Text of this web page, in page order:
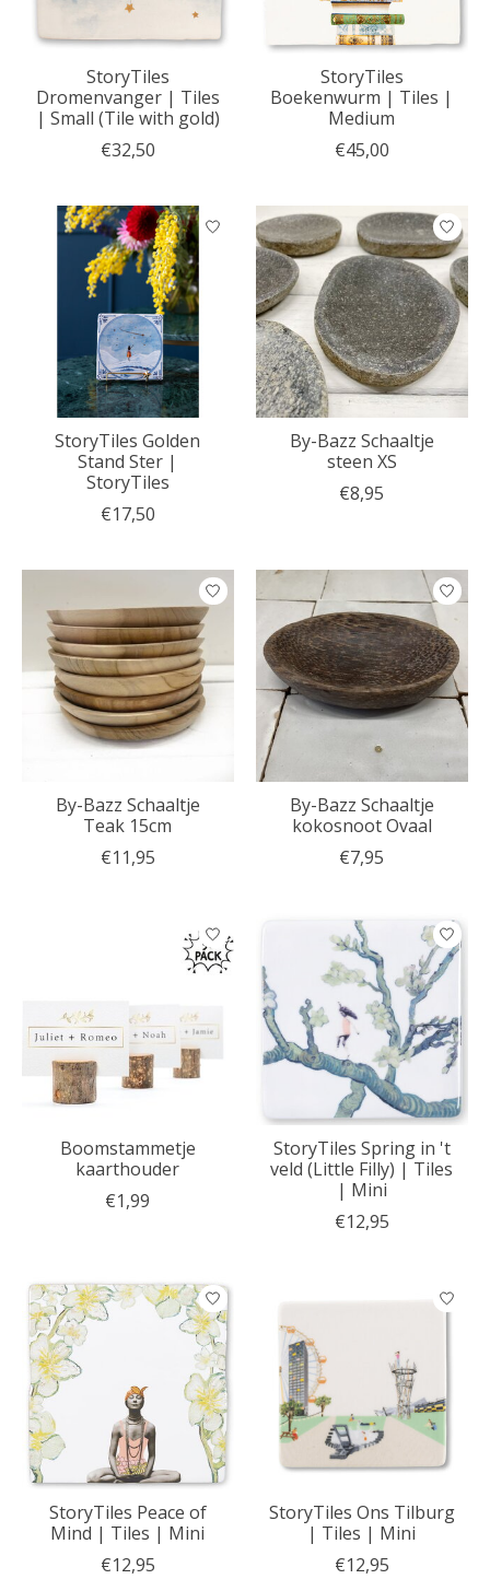
StoryTiles
Dromenvanger | Tiles
| Small (Tile with gold)
€32,50
StoryTiles
Boekenwurm | Tiles |
Medium
€45,00
StoryTiles Golden
Stand Ster |
StoryTiles
€17,50
By-Bazz Schaaltje
steen XS
€8,95
By-Bazz Schaaltje
Teak 15cm
€11,95
By-Bazz Schaaltje
kokosnoot Ovaal
€7,95
Boomstammetje
kaarthouder
€1,99
StoryTiles Spring in 't
veld (Little Filly) | Tiles
| Mini
€12,95
StoryTiles Peace of
Mind | Tiles | Mini
€12,95
StoryTiles Ons Tilburg
| Tiles | Mini
€12,95